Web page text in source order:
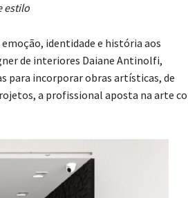
estilo
identidade e história aos
de interiores Daiane Antinolfi,
para incorporar obras artísticas, de
a profissional aposta na arte